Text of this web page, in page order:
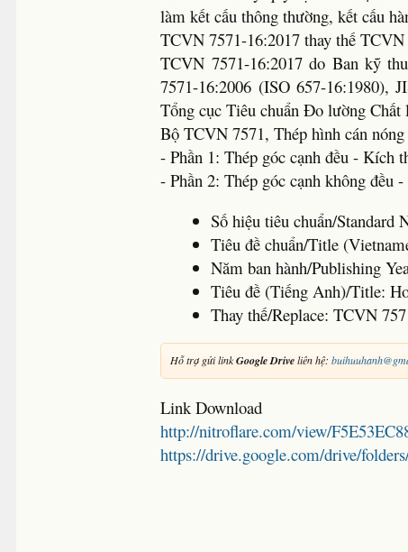
làm kết cấu thông thường, kết cấu
TCVN 7571-16:2017 thay thế
TCVN 7571-16:2017 do Ban kỹ
7571-16:2006 (ISO 657-16:1980),
Tổng cục Tiêu chuẩn Đo lường
Bộ TCVN 7571, Thép hình cán nóng
- Phần 1: Thép góc cạnh đều - Kích
- Phần 2: Thép góc cạnh không đều
Số hiệu tiêu chuẩn/Standard
Tiêu đề chuẩn/Title
Năm ban hành/Publishing
Tiêu đề (Tiếng Anh)/Title:
Thay thế/Replace: TCVN
Hỗ trợ gửi linkGoogle Driveliên hệ:
Link Download
http://nitroflare.com/view/
https://drive.google.com/drive/